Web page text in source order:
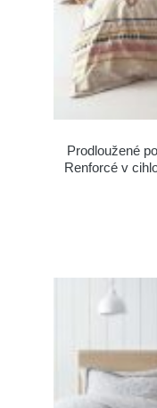
Prodloužené
Renforcé v